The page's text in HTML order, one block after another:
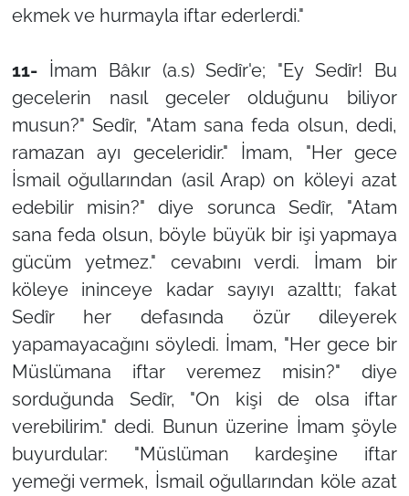
ekmek ve hurmayla iftar ederlerdi."
11-İmam Bâkır (a.s) Sedîr'e; "Ey Sedîr! Bu
gecelerin nasıl geceler olduğunu biliyor
musun?" Sedîr, "Atam sana feda olsun, dedi,
ramazan ayı geceleridir." İmam, "Her gece
İsmail oğullarından (asil Arap) on köleyi azat
edebilir misin?" diye sorunca Sedîr, "Atam
sana feda olsun, böyle büyük bir işi yapmaya
gücüm yetmez." cevabını verdi. İmam bir
köleye ininceye kadar sayıyı azalttı; fakat
Sedîr her defasında özür dileyerek
yapamayacağını söyledi. İmam, "Her gece bir
Müslümana iftar veremez misin?" diye
sorduğunda Sedîr, "On kişi de olsa iftar
verebilirim." dedi. Bunun üzerine İmam şöyle
buyurdular: "Müslüman kardeşine iftar
yemeği vermek, İsmail oğullarından köle azat